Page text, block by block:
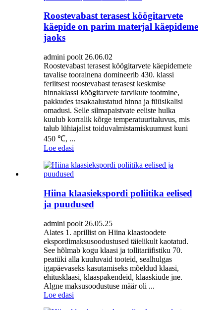
Roostevabast terasest köögitarvete
käepide on parim materjal käepideme
jaoks
admini poolt 26.06.02
Roostevabast terasest köögitarvete käepidemete
tavalise toorainena domineerib 430. klassi
feriitsest roostevabast terasest keskmise
hinnaklassi köögitarvete tarvikute tootmine,
pakkudes tasakaalustatud hinna ja füüsikalisi
omadusi. Selle silmapaistvate eeliste hulka
kuulub korralik kõrge temperatuuritaluvus, mis
talub lühiajalist toiduvalmistamiskuumust kuni
450 ℃, ...
Loe edasi
Hiina klaasiekspordi poliitika eelised
ja puudused
admini poolt 26.05.25
Alates 1. aprillist on Hiina klaastoodete
ekspordimaksusoodustused täielikult kaotatud.
See hõlmab kogu klaasi ja tollitariifistiku 70.
peatüki alla kuuluvaid tooteid, sealhulgas
igapäevaseks kasutamiseks mõeldud klaasi,
ehitusklaasi, klaaspakendeid, klaaskiude jne.
Algne maksusoodustuse määr oli ...
Loe edasi